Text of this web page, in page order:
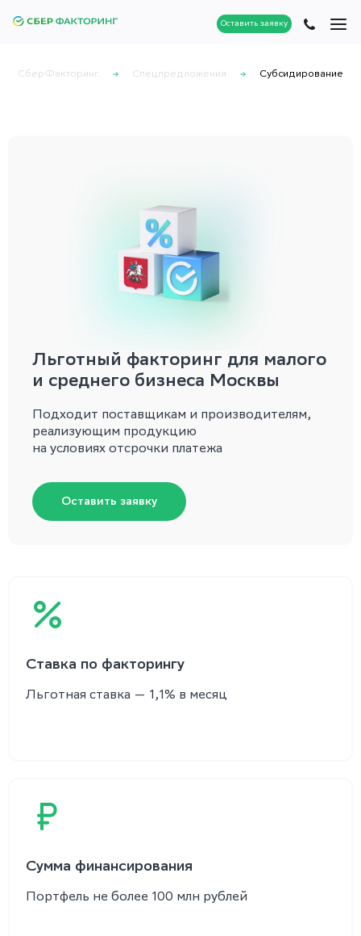
Оставить заявку
СберФакторинг Спецпредложения Субсидирование
Льготный факторинг для малого
и среднего бизнеса Москвы
Подходит поставщикам и производителям,
реализующим продукцию
на условиях отсрочки платежа
Оставить заявку
Ставка по факторингу
Льготная ставка — 1,1% в месяц
Сумма финансирования
Портфель не более 100 млн рублей